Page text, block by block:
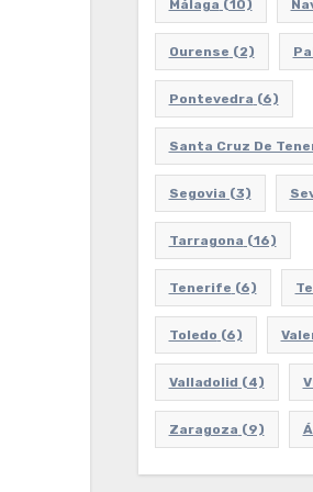
Málaga (10)
Ourense (2)
Pontevedra (6)
Santa Cruz De
Segovia (3)
Tarragona (16)
Tenerife (6)
Toledo (6)
Valladolid (4)
Zaragoza (9)